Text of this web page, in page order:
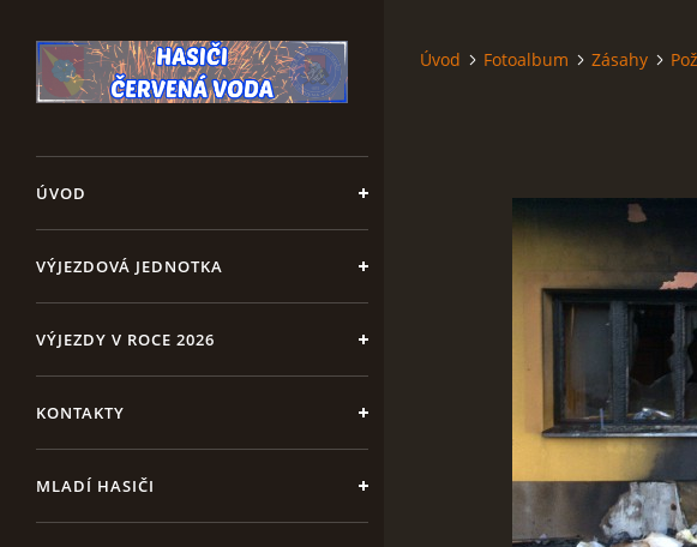
ÚVOD
VÝJEZDOVÁ JEDNOTKA
VÝJEZDY V ROCE 2026
KONTAKTY
MLADÍ HASIČI
Úvod Fotoalbum Zásahy